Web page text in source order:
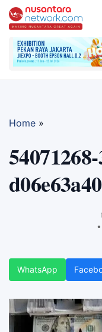
Home »
WhatsApp